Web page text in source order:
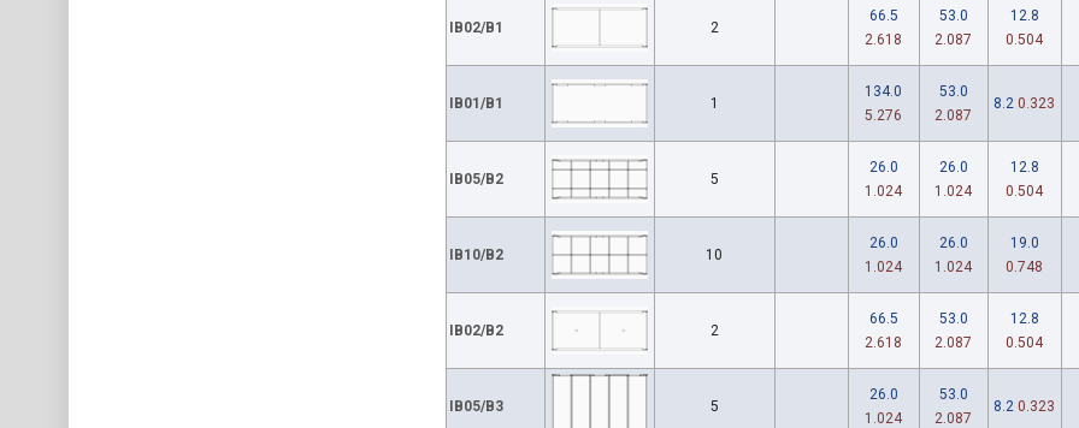
IB02/B1 2
66.5
2.618
53.0
2.087
12.8
0.504
IB01/B1 1
134.0
5.276
53.0
2.087
8.2 0.323
IB05/B2 5
26.0
1.024
26.0
1.024
12.8
0.504
IB10/B2 10
26.0
1.024
26.0
1.024
19.0
0.748
IB02/B2 2
66.5
2.618
53.0
2.087
12.8
0.504
IB05/B3 5
26.0
1.024
53.0
2.087
8.2 0.323